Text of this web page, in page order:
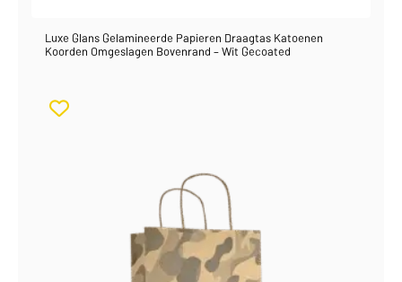
Luxe Glans Gelamineerde Papieren Draagtas Katoenen
Koorden Omgeslagen Bovenrand – Wit Gecoated